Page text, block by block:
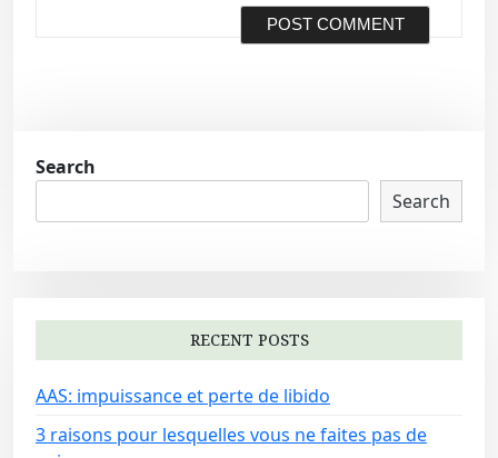
Search
Search
RECENT POSTS
AAS: impuissance et perte de libido
3 raisons pour lesquelles vous ne faites pas de